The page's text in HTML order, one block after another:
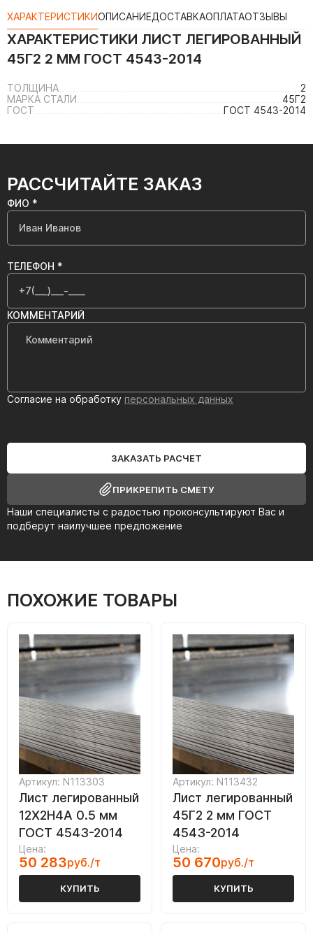
ХАРАКТЕРИСТИКИОПИСАНИЕДОСТАВКАОПЛАТАОТЗЫВЫ
ХАРАКТЕРИСТИКИ ЛИСТ ЛЕГИРОВАННЫЙ
45Г2 2 ММ ГОСТ 4543-2014
ТОЛЩИНА
2
МАРКА СТАЛИ
45Г2
ГОСТ
ГОСТ 4543-2014
РАССЧИТАЙТЕ ЗАКАЗ
Наши специалисты с радостью проконсультируют Вас и
подберут наилучшее предложение
ФИО *
ТЕЛЕФОН *
КОММЕНТАРИЙ
Согласие на обработку персональных данных
ЗАКАЗАТЬ РАСЧЕТ
ПРИКРЕПИТЬ СМЕТУ
ПОХОЖИЕ ТОВАРЫ
Артикул: N113303
Лист легированный
12Х2Н4А 0.5 мм
ГОСТ 4543-2014
Цена:
50 283руб./т
КУПИТЬ
Артикул: N113432
Лист легированный
45Г2 2 мм ГОСТ
4543-2014
Цена:
50 670руб./т
КУПИТЬ